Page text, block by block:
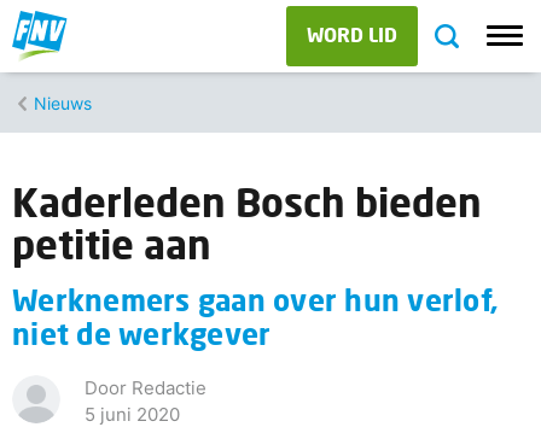
WORD LID
Nieuws
Kaderleden Bosch bieden
petitie aan
Werknemers gaan over hun verlof,
niet de werkgever
Door Redactie
5 juni 2020